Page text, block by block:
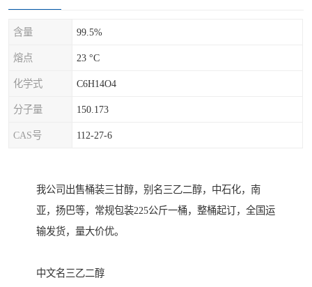
含量 99.5%
熔点 23 °C
化学式 C6H14O4
分子量 150.173
CAS号 112-27-6
我公司出售桶装三甘醇，别名三乙二醇，中石化，南
亚，扬巴等，常规包装225公斤一桶，整桶起订，全国运
输发货，量大价优。
中文名三乙二醇